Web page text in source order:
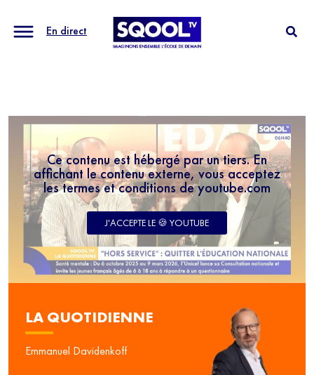
En direct
Ce contenu est hébergé par un tiers. En
affichant le contenu externe, vous acceptez
les termes et conditions de youtube.com
J'ACCEPTE LE 🍪 YOUTUBE
LA QUOTIDIENNE
Emmanuel Davidenkoff